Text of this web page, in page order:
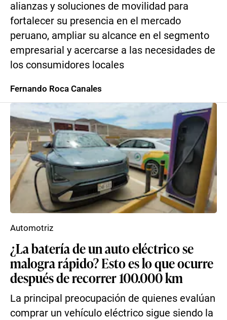
alianzas y soluciones de movilidad para
fortalecer su presencia en el mercado
peruano, ampliar su alcance en el segmento
empresarial y acercarse a las necesidades de
los consumidores locales
Fernando Roca Canales
¿La batería de un auto eléctrico se
malogra rápido? Esto es lo que ocurre
después de recorrer 100.000 km
La principal preocupación de quienes evalúan
comprar un vehículo eléctrico sigue siendo la
Automotriz